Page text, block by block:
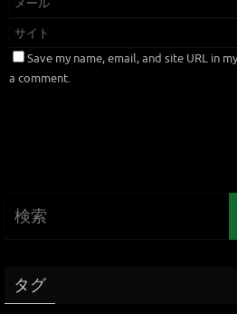
Save my name, email, and site URL in
a comment.
タグ